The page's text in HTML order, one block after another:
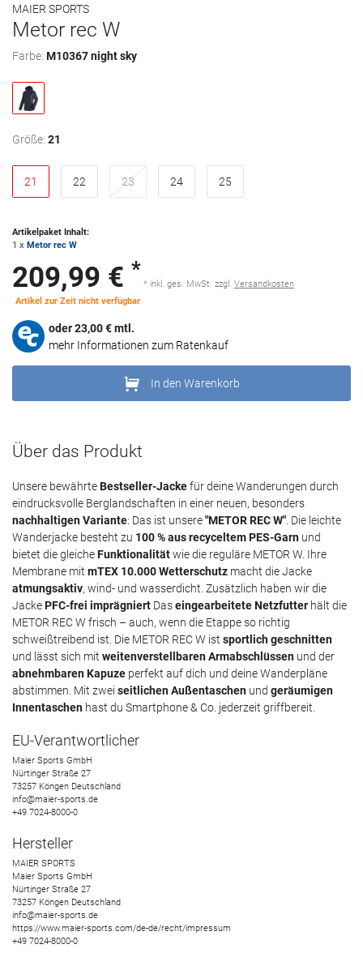
MAIER SPORTS
Metor rec W
Farbe: M10367 night sky
Größe: 21
21 22 23 24 25
Artikelpaket Inhalt:
1 x Metor rec W
209,99 € *
* inkl. ges. MwSt. zzgl. Versandkosten
Artikel zur Zeit nicht verfügbar
oder23,00€ mtl.
mehr Informationen zum Ratenkauf
In den Warenkorb
Über das Produkt
Unsere bewährteBestseller-Jackefür deine Wanderungen durch
eindrucksvolle Berglandschaften in einer neuen, besonders
nachhaltigen Variante: Das ist unsere"METOR REC W" . Die leichte
Wanderjacke besteht zu 100 % aus recyceltem PES-Garn und
bietet die gleicheFunktionalitätwie die reguläre METOR W. Ihre
Membrane mit mTEX 10.000 Wetterschutz macht die Jacke
atmungsaktiv, wind- und wasserdicht. Zusätzlich haben wir die
JackePFC-frei imprägniert Daseingearbeitete Netzfutter hält die
METOR REC W frisch – auch, wenn die Etappe so richtig
schweißtreibend ist. Die METOR REC W ist sportlich geschnitten
und lässt sich mit weitenverstellbaren Armabschlüssen und der
abnehmbaren Kapuze perfekt auf dich und deine Wanderpläne
abstimmen. Mit zwei seitlichen Außentaschen und geräumigen
Innentaschen hast du Smartphone & Co. jederzeit griffbereit.
EU-Verantwortlicher
Maier Sports GmbH
Nürtinger Straße 27
73257 Köngen Deutschland
info@maier-sports.de
+49 7024-8000-0
Hersteller
MAIER SPORTS
Maier Sports GmbH
Nürtinger Straße 27
73257 Köngen Deutschland
info@maier-sports.de
https://www.maier-sports.com/de-de/recht/impressum
+49 7024-8000-0